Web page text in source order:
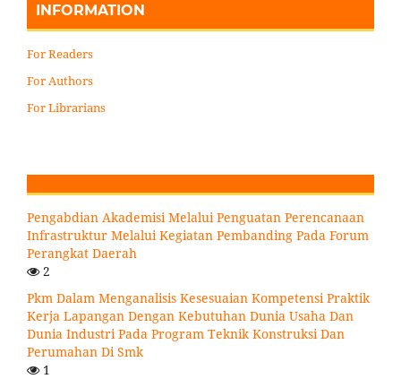
INFORMATION
For Readers
For Authors
For Librarians
Pengabdian Akademisi Melalui Penguatan Perencanaan
Infrastruktur Melalui Kegiatan Pembanding Pada Forum
Perangkat Daerah
2
Pkm Dalam Menganalisis Kesesuaian Kompetensi Praktik
Kerja Lapangan Dengan Kebutuhan Dunia Usaha Dan
Dunia Industri Pada Program Teknik Konstruksi Dan
Perumahan Di Smk
1